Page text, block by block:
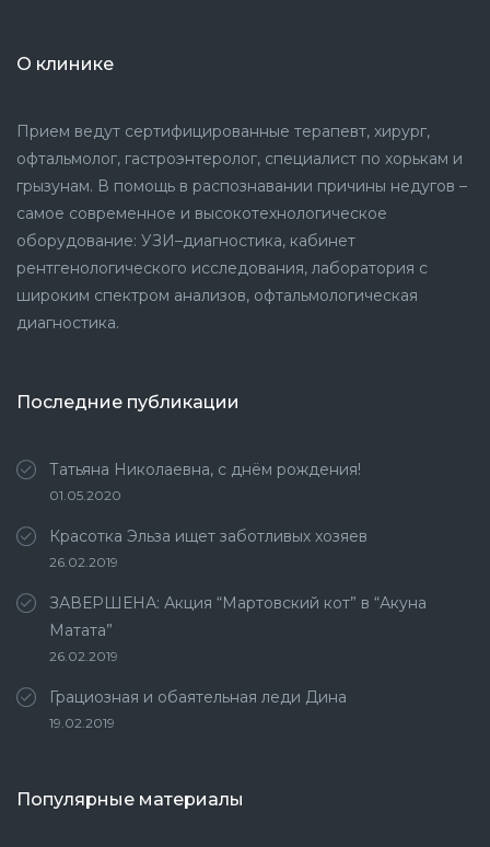
О клинике
Прием ведут сертифицированные терапевт, хирург,
офтальмолог, гастроэнтеролог, специалист по хорькам и
грызунам. В помощь в распознавании причины недугов –
самое современное и высокотехнологическое
оборудование: УЗИ–диагностика, кабинет
рентгенологического исследования, лаборатория с
широким спектром анализов, офтальмологическая
диагностика.
Последние публикации
Татьяна Николаевна, с днём рождения!
01.05.2020
Красотка Эльза ищет заботливых хозяев
26.02.2019
ЗАВЕРШЕНА: Акция “Мартовский кот” в “Акуна
Матата”
26.02.2019
Грациозная и обаятельная леди Дина
19.02.2019
Популярные материалы